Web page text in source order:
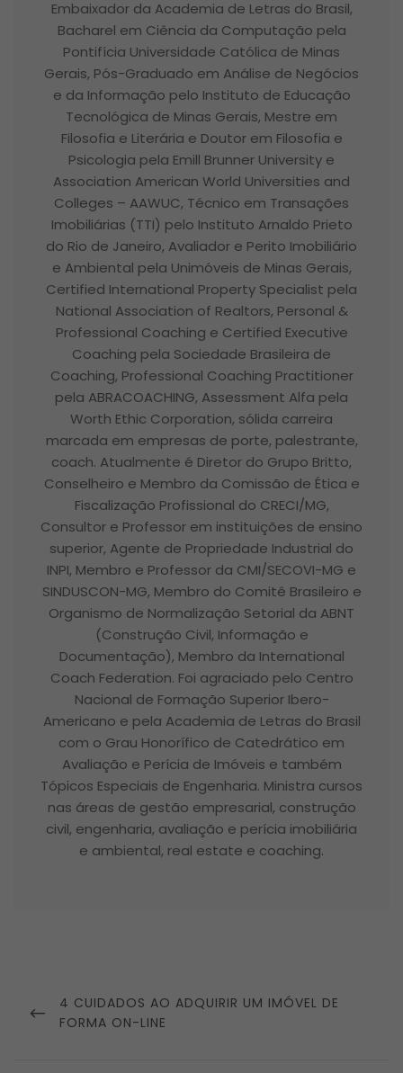
Embaixador da Academia de Letras do Brasil,
Bacharel em Ciência da Computação pela
Pontifícia Universidade Católica de Minas
Gerais, Pós-Graduado em Análise de Negócios
e da Informação pelo Instituto de Educação
Tecnológica de Minas Gerais, Mestre em
Filosofia e Literária e Doutor em Filosofia e
Psicologia pela Emill Brunner University e
Association American World Universities and
Colleges – AAWUC, Técnico em Transações
Imobiliárias (TTI) pelo Instituto Arnaldo Prieto
do Rio de Janeiro, Avaliador e Perito Imobiliário
e Ambiental pela Unimóveis de Minas Gerais,
Certified International Property Specialist pela
National Association of Realtors, Personal &
Professional Coaching e Certified Executive
Coaching pela Sociedade Brasileira de
Coaching, Professional Coaching Practitioner
pela ABRACOACHING, Assessment Alfa pela
Worth Ethic Corporation, sólida carreira
marcada em empresas de porte, palestrante,
coach. Atualmente é Diretor do Grupo Britto,
Conselheiro e Membro da Comissão de Ética e
Fiscalização Profissional do CRECI/MG,
Consultor e Professor em instituições de ensino
superior, Agente de Propriedade Industrial do
INPI, Membro e Professor da CMI/SECOVI-MG e
SINDUSCON-MG, Membro do Comitê Brasileiro e
Organismo de Normalização Setorial da ABNT
(Construção Civil, Informação e
Documentação), Membro da International
Coach Federation. Foi agraciado pelo Centro
Nacional de Formação Superior Ibero-
Americano e pela Academia de Letras do Brasil
com o Grau Honorífico de Catedrático em
Avaliação e Perícia de Imóveis e também
Tópicos Especiais de Engenharia. Ministra cursos
nas áreas de gestão empresarial, construção
civil, engenharia, avaliação e perícia imobiliária
e ambiental, real estate e coaching.
Post
PREVIOUS
POST
4 CUIDADOS AO ADQUIRIR UM IMÓVEL DE
FORMA ON-LINE